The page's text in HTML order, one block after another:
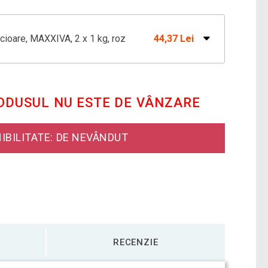
MAXXIVA, 2 x 1 kg, roz 44,37 Lei
MAXXIVA, 2 x 0,5 kg, galben 34,78 Lei
NU ESTE DE VÂNZARE
DE NEVÂNDUT
RECENZIE